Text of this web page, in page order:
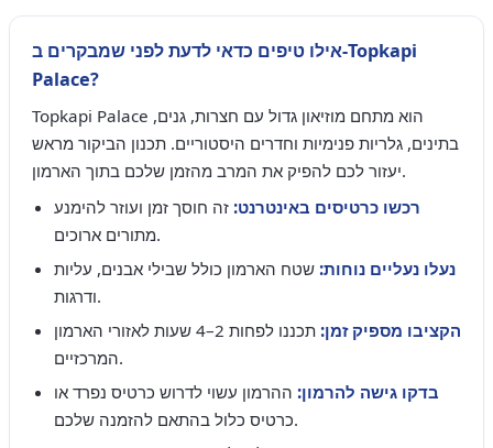
אילו טיפים כדאי לדעת לפני שמבקרים ב-Topkapi
Palace?
Topkapi Palace הוא מתחם מוזיאון גדול עם חצרות, גנים,
בתינים, גלריות פנימיות וחדרים היסטוריים. תכנון הביקור מראש
יעזור לכם להפיק את המרב מהזמן שלכם בתוך הארמון.
רכשו כרטיסים באינטרנט: זה חוסך זמן ועוזר להימנע
מתורים ארוכים.
נעלו נעליים נוחות: שטח הארמון כולל שבילי אבנים, עליות
ודרגות.
הקציבו מספיק זמן:
תכננו לפחות 2–4 שעות לאזורי הארמון
המרכזיים.
בדקו גישה להרמון: ההרמון עשוי לדרוש כרטיס נפרד או
כרטיס כלול בהתאם להזמנה שלכם.